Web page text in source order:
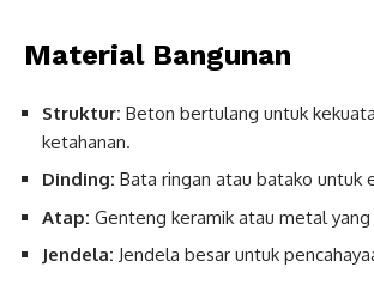
Material Bangunan
Struktur: Beton bertulang untuk
ketahanan.
Dinding: Bata ringan atau batako untuk
Atap: Genteng keramik atau metal
Jendela: Jendela besar untuk